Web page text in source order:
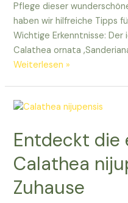
Pflege dieser
haben wir hilfreiche Tipps
Wichtige Erkenntnisse:
Calathea ornata
Alles
Pflege
Calathea
‚Sanderiana‘
für
euch!
Weiterlesen »
Entdeckt die
Calathea
Zuhause